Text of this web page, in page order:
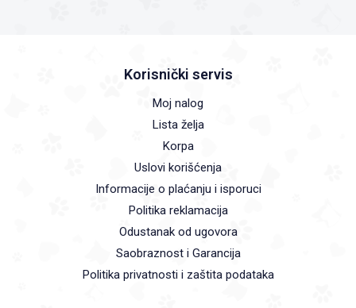
Korisnički servis
Moj nalog
Lista želja
Korpa
Uslovi korišćenja
Informacije o plaćanju i isporuci
Politika reklamacija
Odustanak od ugovora
Saobraznost i Garancija
Politika privatnosti i zaštita podataka